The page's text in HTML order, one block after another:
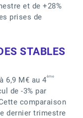
et de +28%
prises de
STABLES
6,9 M€ au 4ème
de -3% par
comparaison
dernier trimestre